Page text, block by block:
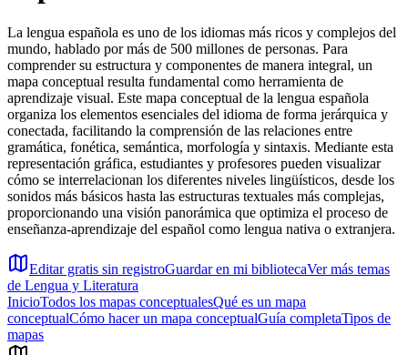
La lengua española es uno de los idiomas más ricos y complejos del
mundo, hablado por más de 500 millones de personas. Para
comprender su estructura y componentes de manera integral, un
mapa conceptual resulta fundamental como herramienta de
aprendizaje visual. Este mapa conceptual de la lengua española
organiza los elementos esenciales del idioma de forma jerárquica y
conectada, facilitando la comprensión de las relaciones entre
gramática, fonética, semántica, morfología y sintaxis. Mediante esta
representación gráfica, estudiantes y profesores pueden visualizar
cómo se interrelacionan los diferentes niveles lingüísticos, desde los
sonidos más básicos hasta las estructuras textuales más complejas,
proporcionando una visión panorámica que optimiza el proceso de
enseñanza-aprendizaje del español como lengua nativa o extranjera.
Editar gratis sin registroGuardar en mi bibliotecaVer más temas
de Lengua y Literatura
InicioTodos los mapas conceptualesQué es un mapa
conceptualCómo hacer un mapa conceptualGuía completaTipos de
mapas